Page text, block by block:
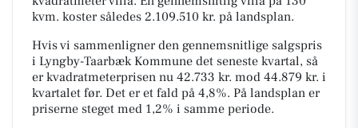
kvm. koster således 2.109.510 kr. på landsplan.
Hvis vi sammenligner den gennemsnitlige salgspris
i Lyngby-Taarbæk Kommune det seneste kvartal, så
er kvadratmeterprisen nu 42.733 kr. mod 44.879 kr. i
kvartalet før. Det er et fald på 4,8%. På landsplan er
priserne steget med 1,2% i samme periode.